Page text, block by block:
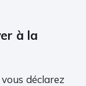
à la
déclarez